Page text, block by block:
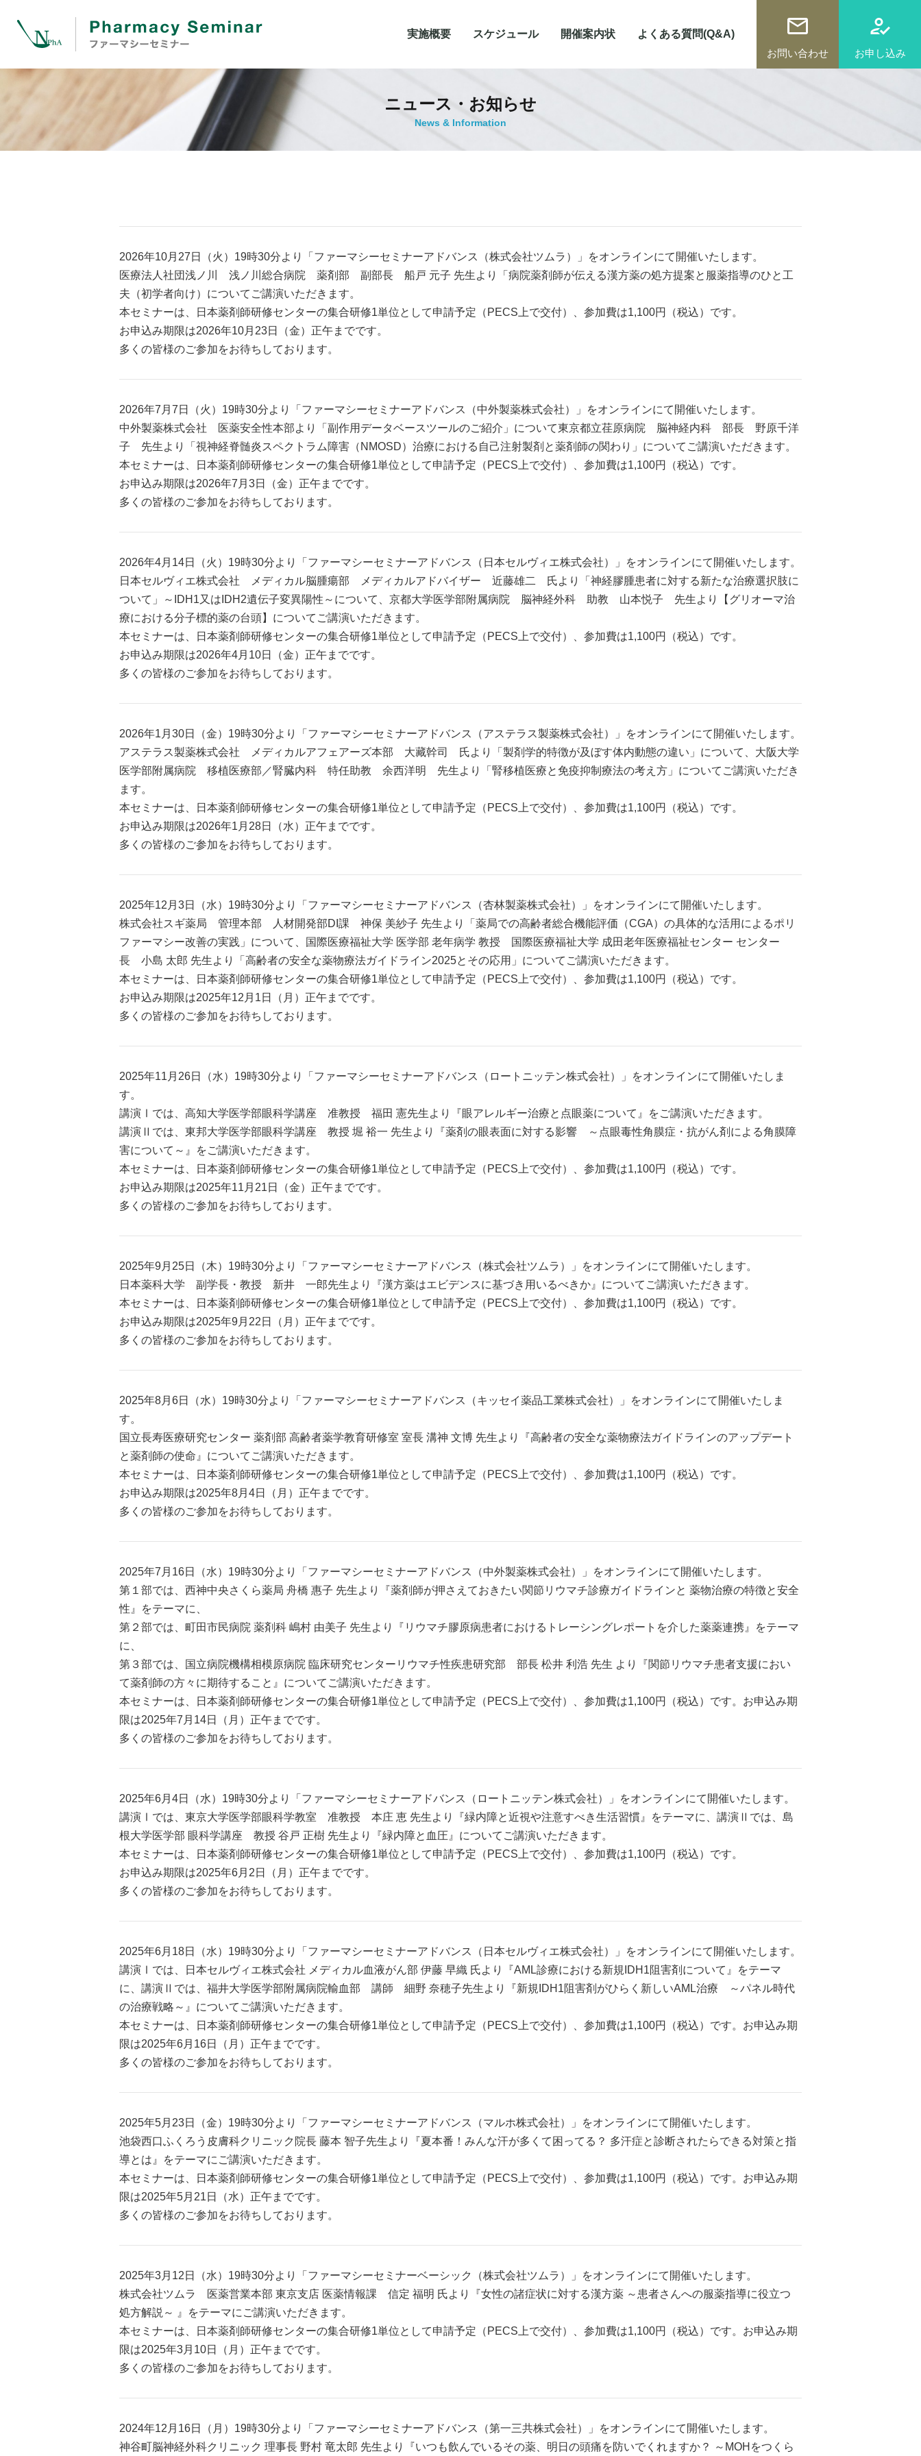
お問い合わせ お申し込み
実施概要 スケジュール 開催案内状 よくある質問(Q&A)
ニュース・お知らせ
News & Information
2026年10月27日（火）19時30分より「ファーマシーセミナーアドバンス（株式会社ツムラ）」をオンラインにて開催いたします。
医療法人社団浅ノ川 浅ノ川総合病院 薬剤部 副部長 船戸 元子 先生より「病院薬剤師が伝える漢方薬の処方提案と服薬指導のひと工
夫（初学者向け）についてご講演いただきます。
本セミナーは、日本薬剤師研修センターの集合研修1単位として申請予定（PECS上で交付）、参加費は1,100円（税込）です。
お申込み期限は2026年10月23日（金）正午までです。
多くの皆様のご参加をお待ちしております。
2026年7月7日（火）19時30分より「ファーマシーセミナーアドバンス（中外製薬株式会社）」をオンラインにて開催いたします。
中外製薬株式会社 医薬安全性本部より「副作用データベースツールのご紹介」について東京都立荏原病院 脳神経内科 部長 野原千洋
子 先生より「視神経脊髄炎スペクトラム障害（NMOSD）治療における自己注射製剤と薬剤師の関わり」についてご講演いただきます。
本セミナーは、日本薬剤師研修センターの集合研修1単位として申請予定（PECS上で交付）、参加費は1,100円（税込）です。
お申込み期限は2026年7月3日（金）正午までです。
多くの皆様のご参加をお待ちしております。
2026年4月14日（火）19時30分より「ファーマシーセミナーアドバンス（日本セルヴィエ株式会社）」をオンラインにて開催いたします。
日本セルヴィエ株式会社 メディカル脳腫瘍部 メディカルアドバイザー 近藤雄二 氏より「神経膠腫患者に対する新たな治療選択肢に
ついて」～IDH1又はIDH2遺伝子変異陽性～について、京都大学医学部附属病院 脳神経外科 助教 山本悦子 先生より【グリオーマ治
療における分子標的薬の台頭】についてご講演いただきます。
本セミナーは、日本薬剤師研修センターの集合研修1単位として申請予定（PECS上で交付）、参加費は1,100円（税込）です。
お申込み期限は2026年4月10日（金）正午までです。
多くの皆様のご参加をお待ちしております。
2026年1月30日（金）19時30分より「ファーマシーセミナーアドバンス（アステラス製薬株式会社）」をオンラインにて開催いたします。
アステラス製薬株式会社 メディカルアフェアーズ本部 大藏幹司 氏より「製剤学的特徴が及ぼす体内動態の違い」について、大阪大学
医学部附属病院 移植医療部／腎臓内科 特任助教 余西洋明 先生より「腎移植医療と免疫抑制療法の考え方」についてご講演いただき
ます。
本セミナーは、日本薬剤師研修センターの集合研修1単位として申請予定（PECS上で交付）、参加費は1,100円（税込）です。
お申込み期限は2026年1月28日（水）正午までです。
多くの皆様のご参加をお待ちしております。
2025年12月3日（水）19時30分より「ファーマシーセミナーアドバンス（杏林製薬株式会社）」をオンラインにて開催いたします。
株式会社スギ薬局 管理本部 人材開発部DI課 神保 美紗子 先生より「薬局での高齢者総合機能評価（CGA）の具体的な活用によるポリ
ファーマシー改善の実践」について、国際医療福祉大学 医学部 老年病学 教授 国際医療福祉大学 成田老年医療福祉センター センター
長 小島 太郎 先生より「高齢者の安全な薬物療法ガイドライン2025とその応用」についてご講演いただきます。
本セミナーは、日本薬剤師研修センターの集合研修1単位として申請予定（PECS上で交付）、参加費は1,100円（税込）です。
お申込み期限は2025年12月1日（月）正午までです。
多くの皆様のご参加をお待ちしております。
2025年11月26日（水）19時30分より「ファーマシーセミナーアドバンス（ロートニッテン株式会社）」をオンラインにて開催いたしま
す。
講演Ⅰでは、高知大学医学部眼科学講座 准教授 福田 憲先生より『眼アレルギー治療と点眼薬について』をご講演いただきます。
講演Ⅱでは、東邦大学医学部眼科学講座 教授 堀 裕一 先生より『薬剤の眼表面に対する影響 ～点眼毒性角膜症・抗がん剤による角膜障
害について～』をご講演いただきます。
本セミナーは、日本薬剤師研修センターの集合研修1単位として申請予定（PECS上で交付）、参加費は1,100円（税込）です。
お申込み期限は2025年11月21日（金）正午までです。
多くの皆様のご参加をお待ちしております。
2025年9月25日（木）19時30分より「ファーマシーセミナーアドバンス（株式会社ツムラ）」をオンラインにて開催いたします。
日本薬科大学 副学長・教授 新井 一郎先生より『漢方薬はエビデンスに基づき用いるべきか』についてご講演いただきます。
本セミナーは、日本薬剤師研修センターの集合研修1単位として申請予定（PECS上で交付）、参加費は1,100円（税込）です。
お申込み期限は2025年9月22日（月）正午までです。
多くの皆様のご参加をお待ちしております。
2025年8月6日（水）19時30分より「ファーマシーセミナーアドバンス（キッセイ薬品工業株式会社）」をオンラインにて開催いたしま
す。
国立長寿医療研究センター 薬剤部 高齢者薬学教育研修室 室長 溝神 文博 先生より『高齢者の安全な薬物療法ガイドラインのアップデート
と薬剤師の使命』についてご講演いただきます。
本セミナーは、日本薬剤師研修センターの集合研修1単位として申請予定（PECS上で交付）、参加費は1,100円（税込）です。
お申込み期限は2025年8月4日（月）正午までです。
多くの皆様のご参加をお待ちしております。
2025年7月16日（水）19時30分より「ファーマシーセミナーアドバンス（中外製薬株式会社）」をオンラインにて開催いたします。
第１部では、西神中央さくら薬局 舟橋 惠子 先生より『薬剤師が押さえておきたい関節リウマチ診療ガイドラインと 薬物治療の特徴と安全
性』をテーマに、
第２部では、町田市民病院 薬剤科 嶋村 由美子 先生より『リウマチ膠原病患者におけるトレーシングレポートを介した薬薬連携』をテーマ
に、
第３部では、国立病院機構相模原病院 臨床研究センターリウマチ性疾患研究部 部長 松井 利浩 先生 より『関節リウマチ患者支援におい
て薬剤師の方々に期待すること』についてご講演いただきます。
本セミナーは、日本薬剤師研修センターの集合研修1単位として申請予定（PECS上で交付）、参加費は1,100円（税込）です。お申込み期
限は2025年7月14日（月）正午までです。
多くの皆様のご参加をお待ちしております。
2025年6月4日（水）19時30分より「ファーマシーセミナーアドバンス（ロートニッテン株式会社）」をオンラインにて開催いたします。
講演Ⅰでは、東京大学医学部眼科学教室 准教授 本庄 恵 先生より『緑内障と近視や注意すべき生活習慣』をテーマに、講演Ⅱでは、島
根大学医学部 眼科学講座 教授 谷戸 正樹 先生より『緑内障と血圧』についてご講演いただきます。
本セミナーは、日本薬剤師研修センターの集合研修1単位として申請予定（PECS上で交付）、参加費は1,100円（税込）です。
お申込み期限は2025年6月2日（月）正午までです。
多くの皆様のご参加をお待ちしております。
2025年6月18日（水）19時30分より「ファーマシーセミナーアドバンス（日本セルヴィエ株式会社）」をオンラインにて開催いたします。
講演Ⅰでは、日本セルヴィエ株式会社 メディカル血液がん部 伊藤 早織 氏より『AML診療における新規IDH1阻害剤について』をテーマ
に、講演Ⅱでは、福井大学医学部附属病院輸血部 講師 細野 奈穂子先生より『新規IDH1阻害剤がひらく新しいAML治療 ～パネル時代
の治療戦略～』についてご講演いただきます。
本セミナーは、日本薬剤師研修センターの集合研修1単位として申請予定（PECS上で交付）、参加費は1,100円（税込）です。お申込み期
限は2025年6月16日（月）正午までです。
多くの皆様のご参加をお待ちしております。
2025年5月23日（金）19時30分より「ファーマシーセミナーアドバンス（マルホ株式会社）」をオンラインにて開催いたします。
池袋西口ふくろう皮膚科クリニック院長 藤本 智子先生より『夏本番！みんな汗が多くて困ってる？ 多汗症と診断されたらできる対策と指
導とは』をテーマにご講演いただきます。
本セミナーは、日本薬剤師研修センターの集合研修1単位として申請予定（PECS上で交付）、参加費は1,100円（税込）です。お申込み期
限は2025年5月21日（水）正午までです。
多くの皆様のご参加をお待ちしております。
2025年3月12日（水）19時30分より「ファーマシーセミナーベーシック（株式会社ツムラ）」をオンラインにて開催いたします。
株式会社ツムラ 医薬営業本部 東京支店 医薬情報課 信定 福明 氏より『女性の諸症状に対する漢方薬 ～患者さんへの服薬指導に役立つ
処方解説～ 』をテーマにご講演いただきます。
本セミナーは、日本薬剤師研修センターの集合研修1単位として申請予定（PECS上で交付）、参加費は1,100円（税込）です。お申込み期
限は2025年3月10日（月）正午までです。
多くの皆様のご参加をお待ちしております。
2024年12月16日（月）19時30分より「ファーマシーセミナーアドバンス（第一三共株式会社）」をオンラインにて開催いたします。
神谷町脳神経外科クリニック 理事長 野村 竜太郎 先生より『いつも飲んでいるその薬、明日の頭痛を防いでくれますか？ ～MOHをつくら